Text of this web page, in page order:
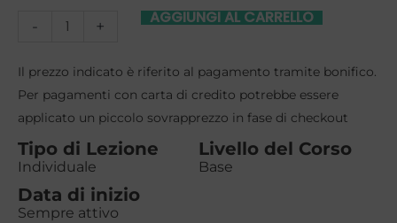
-
Corso
di
Italiano
Elementare
quantità
+ AGGIUNGI AL CARRELLO
Il prezzo indicato è riferito al pagamento tramite bonifico.
Per pagamenti con carta di credito potrebbe essere
applicato un piccolo sovrapprezzo in fase di checkout
Tipo di Lezione
Individuale
Livello del Corso
Base
Data di inizio
Sempre attivo